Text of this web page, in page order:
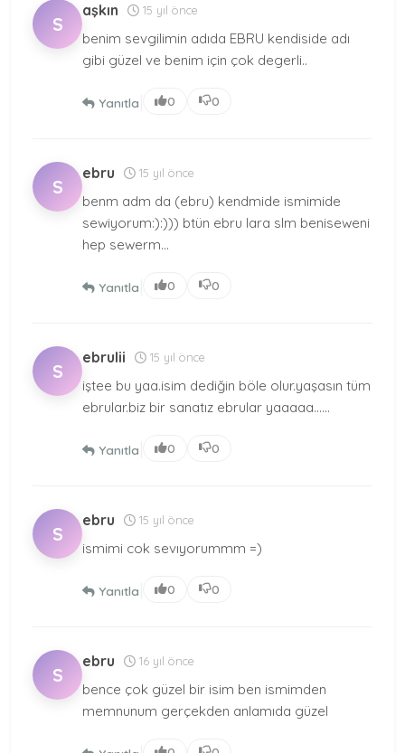
S
aşkın 15 yıl önce
benim sevgilimin adıda EBRU kendiside adı
gibi güzel ve benim için çok degerli..
Yanıtla 0 0
S
ebru 15 yıl önce
benm adm da (ebru) kendmide ismimide
sewiyorum:):))) btün ebru lara slm beniseweni
hep sewerm...
Yanıtla 0 0
S
ebrulii 15 yıl önce
iştee bu yaa.isim dediğin böle olur.yaşasın tüm
ebrular.biz bir sanatız ebrular yaaaaa......
Yanıtla 0 0
S
ebru 15 yıl önce
ismimi cok sevıyorummm =)
Yanıtla 0 0
S
ebru 16 yıl önce
bence çok güzel bir isim ben ismimden
memnunum gerçekden anlamıda güzel